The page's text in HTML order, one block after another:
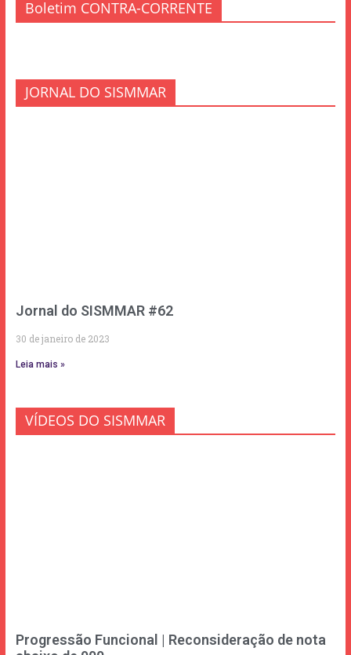
Boletim CONTRA-CORRENTE
JORNAL DO SISMMAR
Jornal do SISMMAR #62
30 de janeiro de 2023
Leia mais »
VÍDEOS DO SISMMAR
Progressão Funcional | Reconsideração de nota